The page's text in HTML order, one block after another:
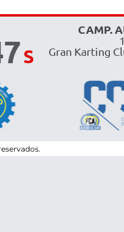
S
CAMP.
Gran Karting